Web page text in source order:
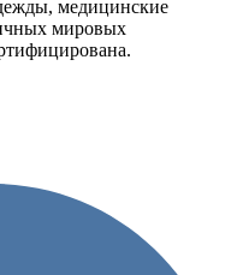
медицинские
мировых